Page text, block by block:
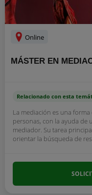
Online
MÁSTER EN
Relacionado con esta
La mediación es una
personas, con la ayuda de
mediador. Su tarea
orientar la búsqueda de